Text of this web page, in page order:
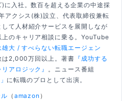
に入社。数百を超える企業の中途採
アクシス(株)設立、代表取締役兼転
て人材紹介サービスを展開しなが
上のキャリア相談に乗る。YouTube
雄大 / すべらない転職エージェン
は2,000万回以上。著書 『成功する
リアロジック』
。ニュース番組
に転職のプロとして出演。
（ amazon ）